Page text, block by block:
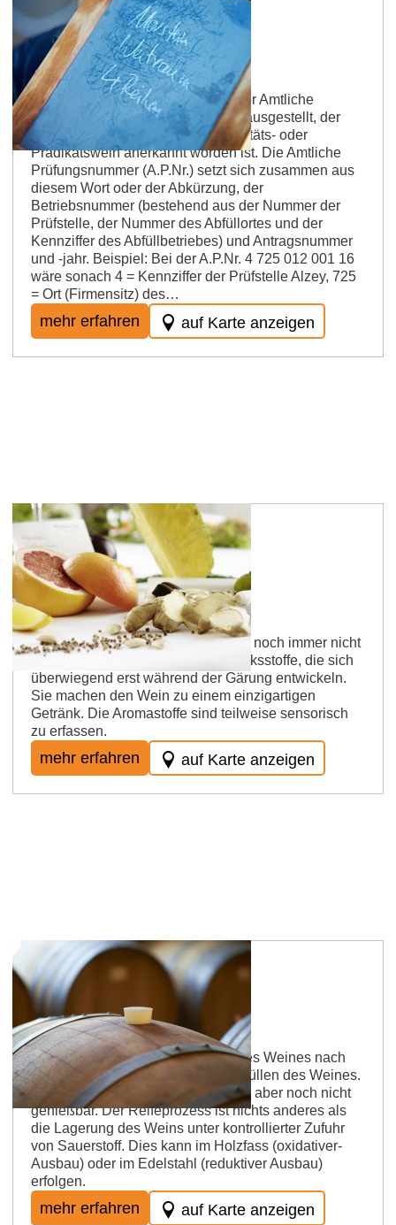
A.P.Nr.
Abkürzung für Amtliche Prüfnummer Amtliche
Prüfnummer Sie wird einem Wein ausgestellt, der
von der Prüfungsbehörde als Qualitäts- oder
Prädikatswein anerkannt worden ist. Die Amtliche
Prüfungsnummer (A.P.Nr.) setzt sich zusammen aus
diesem Wort oder der Abkürzung, der
Betriebsnummer (bestehend aus der Nummer der
Prüfstelle, der Nummer des Abfüllortes und der
Kennziffer des Abfüllbetriebes) und Antragsnummer
und -jahr. Beispiel: Bei der A.P.Nr. 4 725 012 001 16
wäre sonach 4 = Kennziffer der Prüfstelle Alzey, 725
= Ort (Firmensitz) des…
mehr erfahren auf Karte anzeigen
Rheinhessen Weinlexikon
Aromastoffe
Die etwa 600 im Wein enthaltenen, noch immer nicht
vollständig analysierten Geschmacksstoffe, die sich
überwiegend erst während der Gärung entwickeln.
Sie machen den Wein zu einem einzigartigen
Getränk. Die Aromastoffe sind teilweise sensorisch
zu erfassen.
mehr erfahren auf Karte anzeigen
Ausbau
Der Ausbau ist der Reifeprozess des Weines nach
der Weingärung , aber vor dem Abfüllen des Weines.
Der Wein ist nach der Gärung fertig aber noch nicht
genießbar. Der Reifeprozess ist nichts ande­res als
die Lage­rung des Weins unter kon­trol­lier­ter Zufuhr
von Sauerstoff. Dies kann im Holzfass (oxidativer-
Ausbau) oder im Edelstahl (reduktiver Ausbau)
erfolgen.
mehr erfahren auf Karte anzeigen